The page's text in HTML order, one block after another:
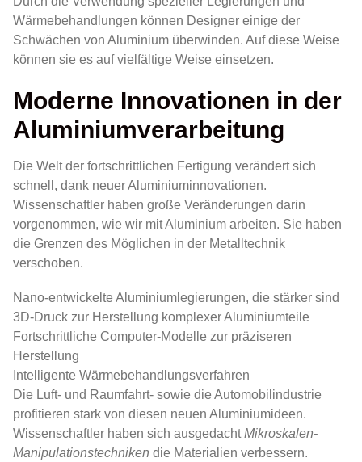
Wärmebehandlungen können Designer einige der
Schwächen von Aluminium überwinden. Auf diese Weise
können sie es auf vielfältige Weise einsetzen.
Moderne Innovationen in der
Aluminiumverarbeitung
Die Welt der fortschrittlichen Fertigung verändert sich
schnell, dank neuer Aluminiuminnovationen.
Wissenschaftler haben große Veränderungen darin
vorgenommen, wie wir mit Aluminium arbeiten. Sie haben
die Grenzen des Möglichen in der Metalltechnik
verschoben.
Nano-entwickelte Aluminiumlegierungen, die stärker sind
3D-Druck zur Herstellung komplexer Aluminiumteile
Fortschrittliche Computer-Modelle zur präziseren
Herstellung
Intelligente Wärmebehandlungsverfahren
Die Luft- und Raumfahrt- sowie die Automobilindustrie
profitieren stark von diesen neuen Aluminiumideen.
Wissenschaftler haben sich ausgedachtMikroskalen-
Manipulationstechniken die Materialien verbessern.